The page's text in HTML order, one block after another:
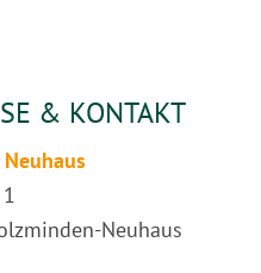
& KONTAKT
Neuhaus